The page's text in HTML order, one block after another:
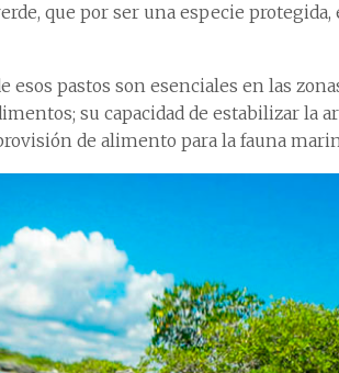
que por ser una especie
esos pastos son esenciales en las
su capacidad de estabilizar la
de alimento para la fauna